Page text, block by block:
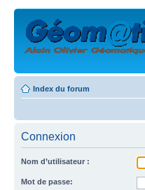
Index du forum
Connexion
Nom d’utilisateur :
Mot de passe: